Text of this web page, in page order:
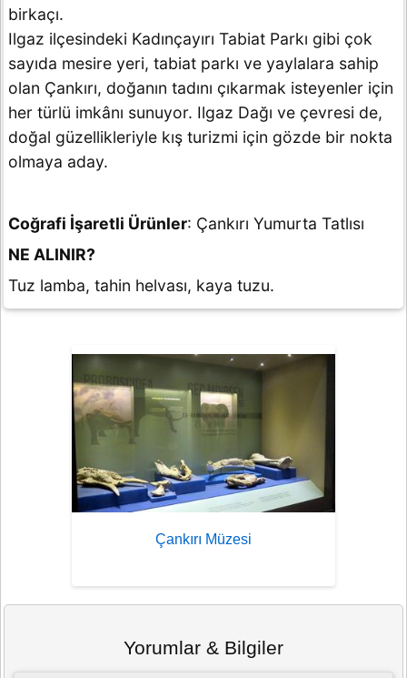
birkaçı.
Ilgaz ilçesindeki Kadınçayırı Tabiat Parkı gibi çok
sayıda mesire yeri, tabiat parkı ve yaylalara sahip
olan Çankırı, doğanın tadını çıkarmak isteyenler için
her türlü imkânı sunuyor. Ilgaz Dağı ve çevresi de,
doğal güzellikleriyle kış turizmi için gözde bir nokta
olmaya aday.
Coğrafi İşaretli Ürünler: Çankırı Yumurta Tatlısı
NE ALINIR?
Tuz lamba, tahin helvası, kaya tuzu.
Çankırı Müzesi
Yorumlar & Bilgiler